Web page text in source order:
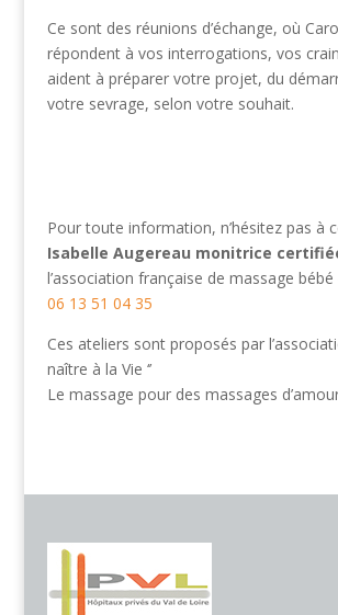
Ce sont des réunions d’échange, où
répondent à vos interrogations, vos
aident à préparer votre projet, du
votre sevrage, selon votre souhait.
Pour toute information, n’hésitez pas à
Isabelle Augereau monitrice
l’association française de massage bébé
06 13 51 04 35
Ces ateliers sont proposés par
naître à la Vie ‘’
Le massage pour des massages